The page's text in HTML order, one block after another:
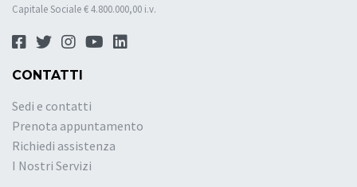
Capitale Sociale € 4.800.000,00 i.v.
CONTATTI
Sedi e contatti
Prenota appuntamento
Richiedi assistenza
I Nostri Servizi